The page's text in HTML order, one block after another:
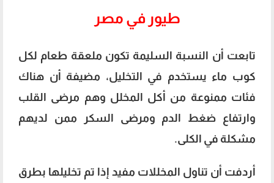
طيور في مصر
تابعت أن النسبة السليمة تكون ملعقة طعام لكل
كوب ماء يستخدم في التخليل، مضيفة أن هناك
فئات ممنوعة من أكل المخلل وهم مرضى القلب
وارتفاع ضغط الدم ومرضى السكر ممن لديهم
مشكلة في الكلى.
أردفت أن تناول المخللات مفيد إذا تم تخليلها بطرق